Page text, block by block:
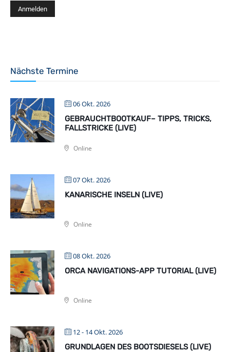
Nächste Termine
06 Okt. 2026
GEBRAUCHTBOOTKAUF– TIPPS, TRICKS,
FALLSTRICKE (LIVE)
Online
07 Okt. 2026
KANARISCHE INSELN (LIVE)
Online
08 Okt. 2026
ORCA NAVIGATIONS-APP TUTORIAL (LIVE)
Online
12 - 14 Okt. 2026
GRUNDLAGEN DES BOOTSDIESELS (LIVE)